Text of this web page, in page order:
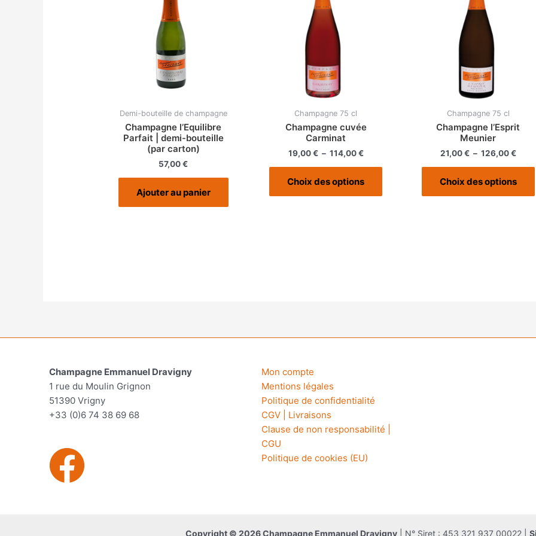
Demi-bouteille de champagne
Champagne l’Equilibre
Parfait | demi-bouteille
(par carton)
57,00€
Ajouter au panier
Champagne 75 cl
Champagne cuvée
Carminat
19,00€ – 114,00€Plage
19,00 €
Choix des options
Ce
a
page
Champagne 75 cl
Champagne l’Esprit
Meunier
21,00€ – 126,00€Plage
21,00
Choix des options
a
Champagne Emmanuel Dravigny
1 rue du Moulin Grignon
51390 Vrigny
+33 (0)6 74 38 69 68
Mon compte
Mentions légales
Politique de confidentialité
CGV | Livraisons
Clause de non responsabilité |
CGU
Politique de cookies (EU)
Copyright © 2026 Champagne Emmanuel Dravigny | N° Siret : 453 321 937 00022 |